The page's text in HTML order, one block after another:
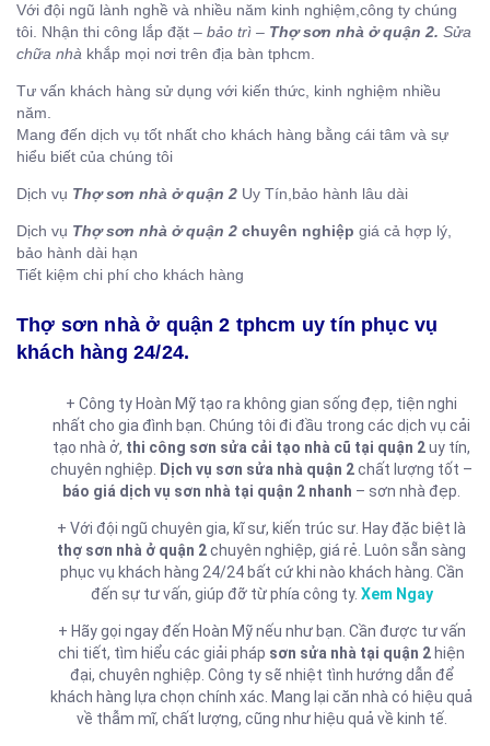
Với đội ngũ lành nghề và nhiều năm kinh nghiệm,công ty chúng
tôi. Nhận thi công lắp đặt – bảo trì – Thợ sơn nhà ở quận 2. Sửa
chữa nhà khắp mọi nơi trên địa bàn tphcm.
Tư vấn khách hàng sử dụng với kiến thức, kinh nghiệm nhiều
năm.
Mang đến dịch vụ tốt nhất cho khách hàng bằng cái tâm và sự
hiểu biết của chúng tôi
Dịch vụ Thợ sơn nhà ở quận 2 Uy Tín,bảo hành lâu dài
Dịch vụ Thợ sơn nhà ở quận 2 chuyên nghiệp giá cả hợp lý,
bảo hành dài hạn
Tiết kiệm chi phí cho khách hàng
Thợ sơn nhà ở quận 2 tphcm uy tín phục vụ
khách hàng 24/24.
+ Công ty Hoàn Mỹ tạo ra không gian sống đẹp, tiện nghi
nhất cho gia đình bạn. Chúng tôi đi đầu trong các dịch vụ cải
tạo nhà ở, thi công sơn sửa cải tạo nhà cũ tại quận 2uy tín,
chuyên nghiệp.
Dịch vụ sơn sửa nhà quận 2chất lượng tốt –
báo giá dịch vụ sơn nhà tại quận 2 nhanh – sơn nhà đẹp.
+ Với đội ngũ chuyên gia, kĩ sư, kiến trúc sư. Hay đặc biệt là
thợ sơn nhà ở quận 2chuyên nghiệp, giá rẻ. Luôn sẵn sàng
phục vụ khách hàng 24/24 bất cứ khi nào khách hàng. Cần
đến sự tư vấn, giúp đỡ từ phía công ty. Xem Ngay
+ Hãy gọi ngay đến Hoàn Mỹ nếu như bạn. Cần được tư vấn
chi tiết, tìm hiểu các giải pháp sơn sửa nhà tại quận 2 hiện
đại, chuyên nghiệp. Công ty sẽ nhiệt tình hướng dẫn để
khách hàng lựa chọn chính xác. Mang lại căn nhà có hiệu quả
về thẫm mĩ, chất lượng, cũng như hiệu quả về kinh tế.